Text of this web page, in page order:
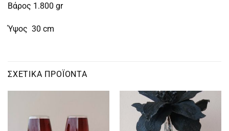
Βάρος 1.800 gr
Ύψος 30 cm
ΣΧΕΤΙΚΆ ΠΡΟΪΌΝΤΑ